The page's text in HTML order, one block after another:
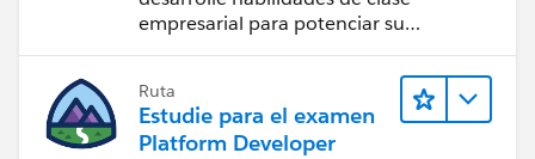
empresarial para potenciar su
trayectoria profesional como
Ruta
Estudie para el examen
Platform Developer